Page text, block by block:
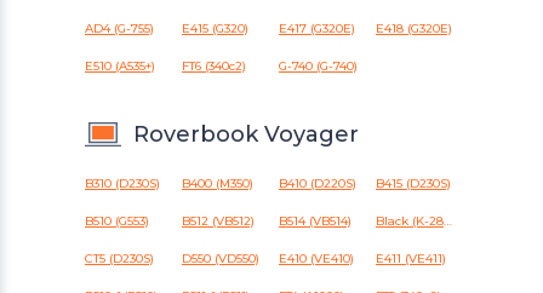
AD4 (G-755) E415 (G320) E417 (G320E) E418 (G320E)
E510 (A535+) FT6 (340c2) G-740 (G-740)
Roverbook Voyager
B310 (D230S) B400 (M350) B410 (D220S) B415 (D230S)
B510 (G553) B512 (VB512) B514 (VB514) Black (K-2800)
CT5 (D230S) D550 (VD550) E410 (VE410) E411 (VE411)